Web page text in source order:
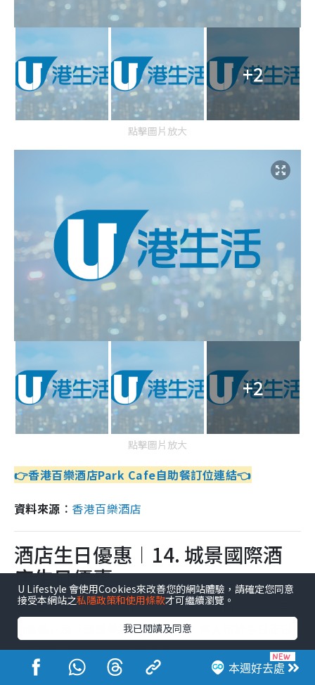
+2
點擊圖片放大
+2
點擊圖片放大
👉香港百樂酒店Park Cafe自助餐訂位連結👈
資料來源︰ 香港百樂酒店
酒店生日優惠︱14. 城景國際酒
店生日優惠
由即日至2026年8月31日，凡惠顧「味遊南歐．海鮮自
「環球美饌自助午餐」，客人可於生日正日
以及前後3天尊享生日蛋糕半磅。
本週好去處
U Lifestyle 會使用Cookies來改善您的網站體驗，請確定您同意
接受本網站之私隱政策和使用條款才可繼續瀏覽。
我已閱讀及同意